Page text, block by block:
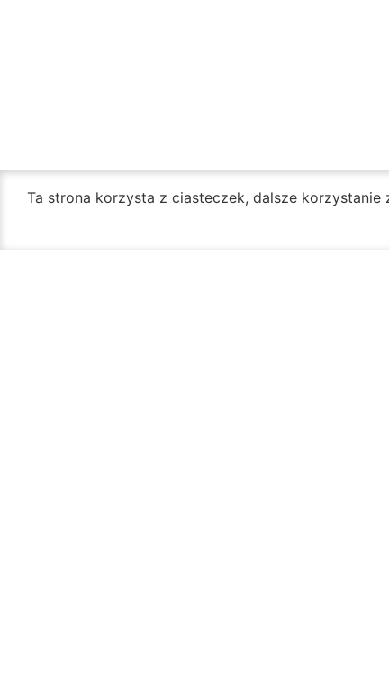
Ta strona korzysta z ciasteczek, dalsze